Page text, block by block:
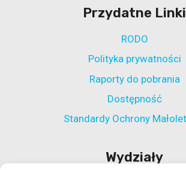
Przydatne Linki
RODO
Polityka prywatności
Raporty do pobrania
Dostępność
Standardy Ochrony
Wydziały